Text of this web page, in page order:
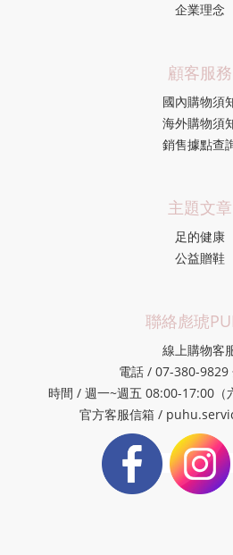
企業理念
顧客服務
國內購物須
海外購物須
銷售據點查
主題文章
足的健康
公益贈鞋
聯絡彪琥
線上購物客
電話 / 07-380-9829
時間 / 週一~週五 08:00-17:00（
官方客服信箱 /